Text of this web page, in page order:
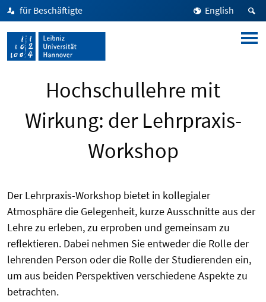
für Beschäftigte English
Hochschullehre mit
Wirkung: der Lehrpraxis-
Workshop
Der Lehrpraxis-Workshop bietet in kollegialer
Atmosphäre die Gelegenheit, kurze Ausschnitte aus der
Lehre zu erleben, zu erproben und gemeinsam zu
reflektieren. Dabei nehmen Sie entweder die Rolle der
lehrenden Person oder die Rolle der Studierenden ein,
um aus beiden Perspektiven verschiedene Aspekte zu
betrachten.